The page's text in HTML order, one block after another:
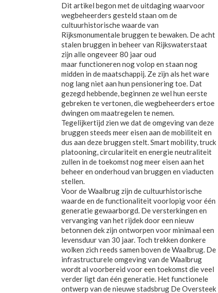
Dit artikel begon met de uitdaging waarvoor
wegbeheerders gesteld staan om de
cultuurhistorische waarde van
Rijksmonumentale bruggen te bewaken. De acht
stalen bruggen in beheer van Rijkswaterstaat
zijn alle ongeveer 80 jaar oud
maar functioneren nog volop en staan nog
midden in de maatschappij. Ze zijn als het ware
nog lang niet aan hun pensionering toe. Dat
gezegd hebbende, beginnen ze wel hun eerste
gebreken te vertonen, die wegbeheerders ertoe
dwingen om maatregelen te nemen.
Tegelijkertijd zien we dat de omgeving van deze
bruggen steeds meer eisen aan de mobiliteit en
dus aan deze bruggen stelt. Smart mobility, truck
platooning, circulariteit en energie neutraliteit
zullen in de toekomst nog meer eisen aan het
beheer en onderhoud van bruggen en viaducten
stellen.
Voor de Waalbrug zijn de cultuurhistorische
waarde en de functionaliteit voorlopig voor één
generatie gewaarborgd. De versterkingen en
vervanging van het rijdek door een nieuw
betonnen dek zijn ontworpen voor minimaal een
levensduur van 30 jaar. Toch trekken donkere
wolken zich reeds samen boven de Waalbrug. De
infrastructurele omgeving van de Waalbrug
wordt al voorbereid voor een toekomst die veel
verder ligt dan één generatie. Het functionele
ontwerp van de nieuwe stadsbrug De Oversteek